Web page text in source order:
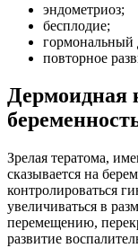
эндометриоз;
бесплодие;
гормональный
повторное
Дермоидная
Зрелая тератома,
сказывается на
контролироваться
увеличиваться в
перемещению,
развитие